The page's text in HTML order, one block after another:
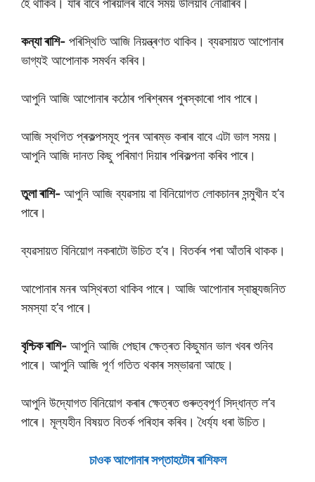
হৈ থাকিব। যাৰ বাবে পৰিয়ালৰ বাবে সময় উলিয়াব নোৱাৰিব।
কন্যা ৰাশি- পৰিস্থিতি আজি নিয়ন্ত্ৰণত থাকিব। ব্যৱসায়ত আপোনাৰ
ভাগ্যই আপোনাক সমৰ্থন কৰিব।
আপুনি আজি আপোনাৰ কঠোৰ পৰিশ্ৰমৰ পুৰস্কাৰো পাব পাৰে।
আজি স্থগিত প্ৰকল্পসমূহ পুনৰ আৰম্ভ কৰাৰ বাবে এটা ভাল সময়।
আপুনি আজি দানত কিছু পৰিমাণ দিয়াৰ পৰিকল্পনা কৰিব পাৰে।
তুলা ৰাশি- আপুনি আজি ব্যৱসায় বা বিনিয়োগত লোকচানৰ সন্মুখীন হ’ব
পাৰে।
ব্যৱসায়ত বিনিয়োগ নকৰাটো উচিত হ’ব। বিতৰ্কৰ পৰা আঁতৰি থাকক।
আপোনাৰ মনৰ অস্থিৰতা থাকিব পাৰে। আজি আপোনাৰ স্বাস্থ্যজনিত
সমস্যা হ’ব পাৰে।
বৃশ্চিক ৰাশি- আপুনি আজি পেছাৰ ক্ষেত্ৰত কিছুমান ভাল খবৰ শুনিব
পাৰে। আপুনি আজি পূৰ্ণ গতিত থকাৰ সম্ভাৱনা আছে।
আপুনি উদ্যোগত বিনিয়োগ কৰাৰ ক্ষেত্ৰত গুৰুত্বপূৰ্ণ সিদ্ধান্ত ল’ব
পাৰে। মূল্যহীন বিষয়ত বিতৰ্ক পৰিহাৰ কৰিব। ধৈৰ্য্য ধৰা উচিত।
চাওক আপােনাৰ সপ্তাহটােৰ ৰাশিফল